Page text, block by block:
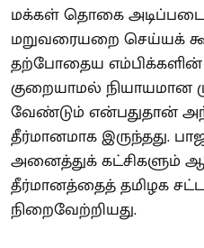
மக்கள் தொகை
மறுவரையறை செய்யக்
தற்போதைய
குறையாமல்
வேண்டும் என்பதுதான்
தீர்மானமாக இருந்தது.
அனைத்துக் கட்சிகளும்
தீர்மானத்தைத் தமிழக
நிறைவேற்றியது.